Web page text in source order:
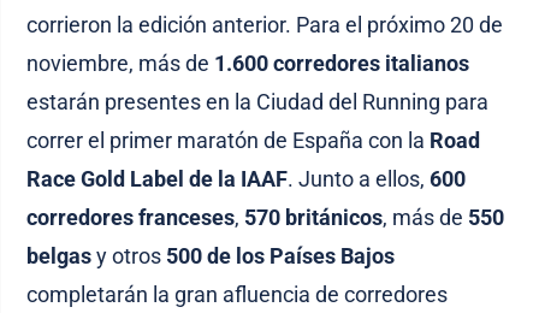
corrieron la edición anterior. Para el próximo 20 de
noviembre, más de 1.600 corredores italianos
estarán presentes en la Ciudad del Running para
correr el primer maratón de España con la Road
Race Gold Label de la IAAF. Junto a ellos,600
corredores franceses, 570 británicos, más de 550
belgasy otros 500 de los Países Bajos
completarán la gran afluencia de corredores